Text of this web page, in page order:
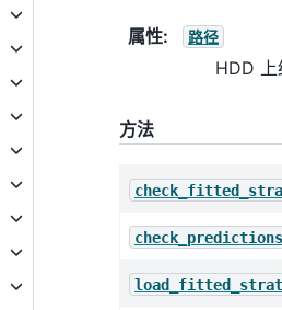
属性: 路径
HDD 上
方法